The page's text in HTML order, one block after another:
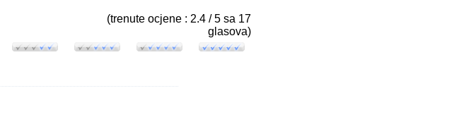
(trenute ocjene : 2.4 / 5 sa 17
glasova)